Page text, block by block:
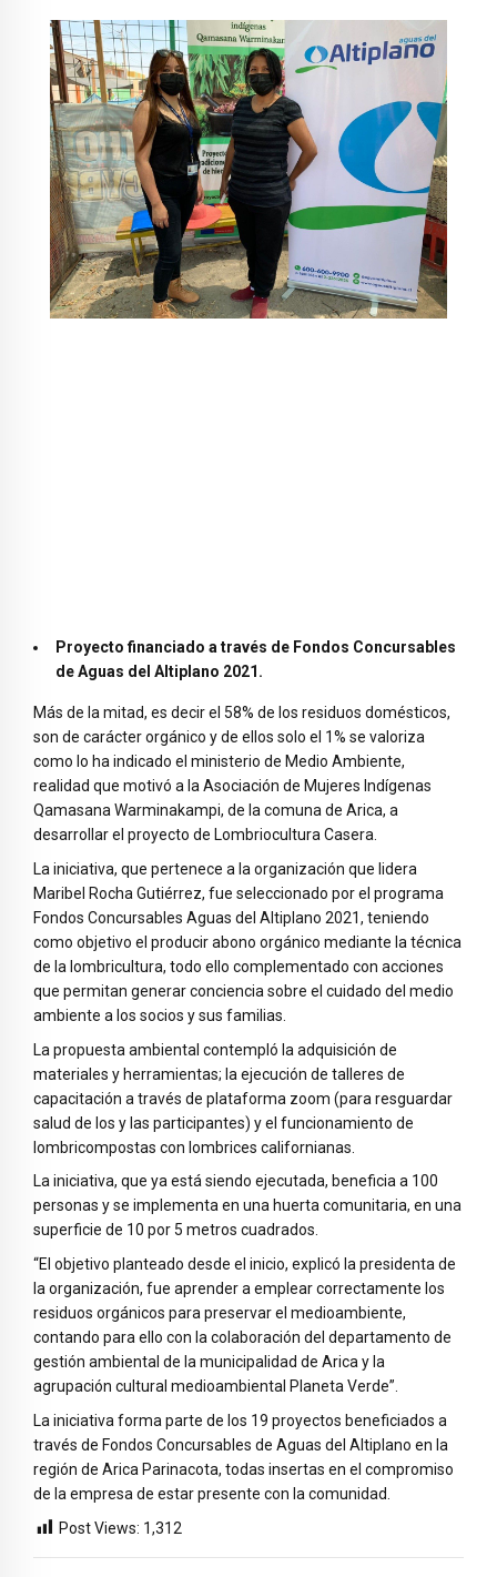
Proyecto financiado a través de Fondos Concursables
de Aguas del Altiplano 2021.
Más de la mitad, es decir el 58% de los residuos domésticos,
son de carácter orgánico y de ellos solo el 1% se valoriza
como lo ha indicado el ministerio de Medio Ambiente,
realidad que motivó a la Asociación de Mujeres Indígenas
Qamasana Warminakampi, de la comuna de Arica, a
desarrollar el proyecto de Lombriocultura Casera.
La iniciativa, que pertenece a la organización que lidera
Maribel Rocha Gutiérrez, fue seleccionado por el programa
Fondos Concursables Aguas del Altiplano 2021, teniendo
como objetivo el producir abono orgánico mediante la técnica
de la lombricultura, todo ello complementado con acciones
que permitan generar conciencia sobre el cuidado del medio
ambiente a los socios y sus familias.
La propuesta ambiental contempló la adquisición de
materiales y herramientas; la ejecución de talleres de
capacitación a través de plataforma zoom (para resguardar
salud de los y las participantes) y el funcionamiento de
lombricompostas con lombrices californianas.
La iniciativa, que ya está siendo ejecutada, beneficia a 100
personas y se implementa en una huerta comunitaria, en una
superficie de 10 por 5 metros cuadrados.
“El objetivo planteado desde el inicio, explicó la presidenta de
la organización, fue aprender a emplear correctamente los
residuos orgánicos para preservar el medioambiente,
contando para ello con la colaboración del departamento de
gestión ambiental de la municipalidad de Arica y la
agrupación cultural medioambiental Planeta Verde”.
La iniciativa forma parte de los 19 proyectos beneficiados a
través de Fondos Concursables de Aguas del Altiplano en la
región de Arica Parinacota, todas insertas en el compromiso
de la empresa de estar presente con la comunidad.
Post Views: 1,312